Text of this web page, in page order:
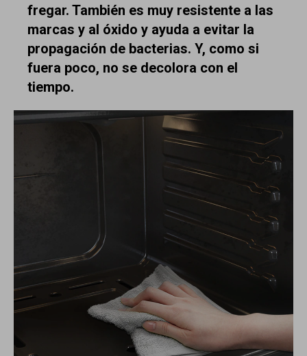
fregar. También es muy resistente a las
marcas y al óxido y ayuda a evitar la
propagación de bacterias. Y, como si
fuera poco, no se decolora con el
tiempo.